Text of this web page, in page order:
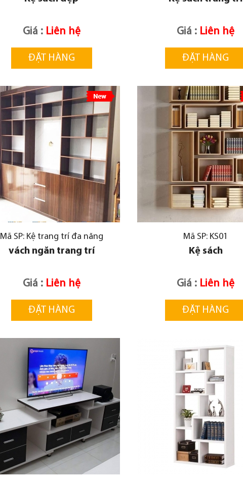
Giá : Liên hệ
ĐẶT HÀNG
Giá : Liên hệ
ĐẶT HÀNG
Mã SP: Kệ trang trí đa năng
vách ngăn trang trí
Giá : Liên hệ
ĐẶT HÀNG
Mã SP: KS01
Kệ sách
Giá : Liên hệ
ĐẶT HÀNG